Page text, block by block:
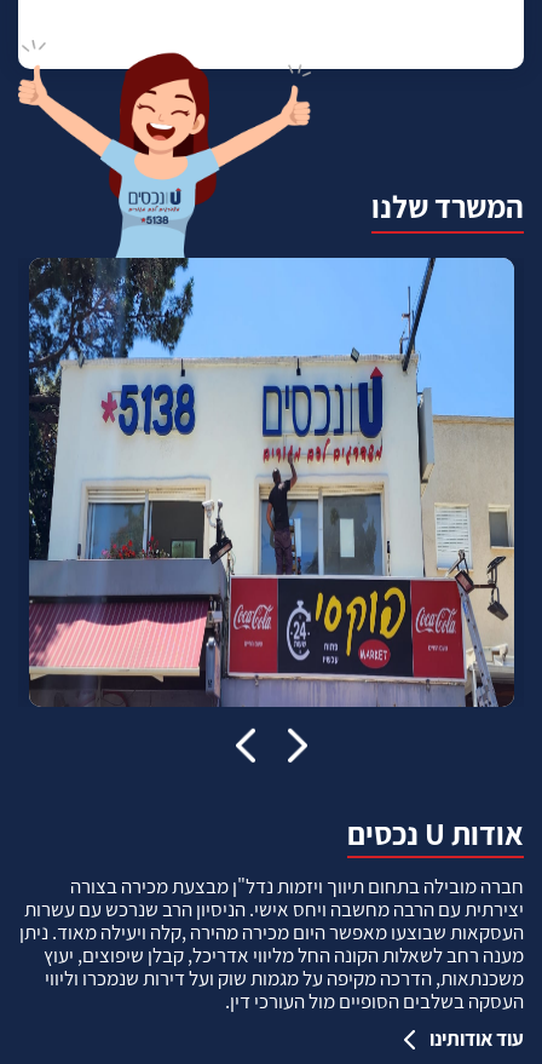
המשרד שלנו
אודות U נכסים
חברה מובילה בתחום תיווך ויזמות נדל"ן מבצעת מכירה בצורה
יצירתית עם הרבה מחשבה ויחס אישי. הניסיון הרב שנרכש עם עשרות
העסקאות שבוצעו מאפשר היום מכירה מהירה ,קלה ויעילה מאוד. ניתן
מענה רחב לשאלות הקונה החל מליווי אדריכל, קבלן שיפוצים, יעוץ
משכנתאות, הדרכה מקיפה על מגמות שוק ועל דירות שנמכרו וליווי
העסקה בשלבים הסופיים מול העורכי דין.
עוד אודותינו